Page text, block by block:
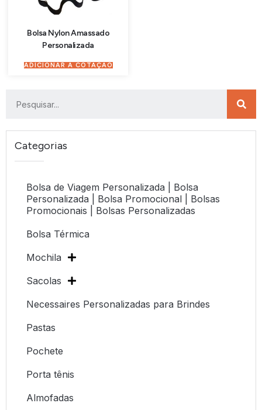
Categorias
Bolsa de Viagem Personalizada | Bolsa
Personalizada | Bolsa Promocional | Bolsas
Promocionais | Bolsas Personalizadas
Bolsa Térmica
Mochila
Sacolas
Necessaires Personalizadas para Brindes
Pastas
Pochete
Porta tênis
Almofadas
Bolsa Nylon Amassado
Personalizada
ADICIONAR À COTAÇÃO